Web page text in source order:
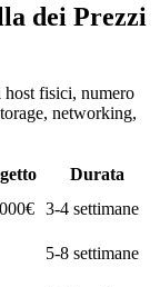
dei Prezzi
host fisici, numero
networking,
Durata
3-4 settimane
5-8 settimane